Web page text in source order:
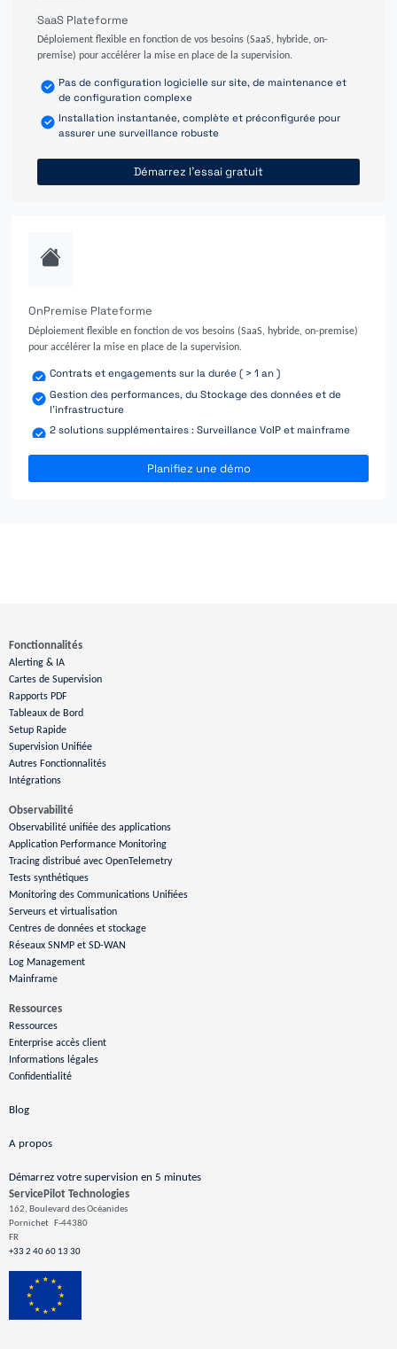
SaaS Plateforme
Déploiement flexible en fonction de vos besoins (SaaS, hybride, on-
premise) pour accélérer la mise en place de la supervision.
Pas de configuration logicielle sur site, de maintenance et
de configuration complexe
Installation instantanée, complète et préconfigurée pour
assurer une surveillance robuste
Démarrez l'essai gratuit
OnPremise Plateforme
Déploiement flexible en fonction de vos besoins (SaaS, hybride, on-premise)
pour accélérer la mise en place de la supervision.
Contrats et engagements sur la durée ( > 1 an )
Gestion des performances, du Stockage des données et de
l'infrastructure
2 solutions supplémentaires : Surveillance VoIP et mainframe
Planifiez une démo
ServicePilot Technologies
162, Boulevard des Océanides
Pornichet
F-44380
FR
+33 2 40 60 13 30
Fonctionnalités
Alerting & IA
Cartes de Supervision
Rapports PDF
Tableaux de Bord
Setup Rapide
Supervision Unifiée
Autres Fonctionnalités
Intégrations
Observabilité
Observabilité unifiée des applications
Application Performance Monitoring
Tracing distribué avec OpenTelemetry
Tests synthétiques
Monitoring des Communications Unifiées
Serveurs et virtualisation
Centres de données et stockage
Réseaux SNMP et SD-WAN
Log Management
Mainframe
Ressources
Ressources
Enterprise accès client
Informations légales
Confidentialité
Blog
A propos
Démarrez votre supervision en 5 minutes